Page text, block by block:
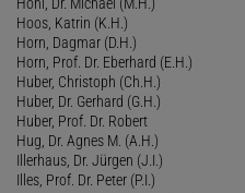
Hoos, Katrin (K.H.)
Horn, Dagmar (D.H.)
Horn, Prof. Dr. Eberhard (E.H.)
Huber, Christoph (Ch.H.)
Huber, Dr. Gerhard (G.H.)
Huber, Prof. Dr. Robert
Hug, Dr. Agnes M. (A.H.)
Illerhaus, Dr. Jürgen (J.I.)
Illes, Prof. Dr. Peter (P.I.)